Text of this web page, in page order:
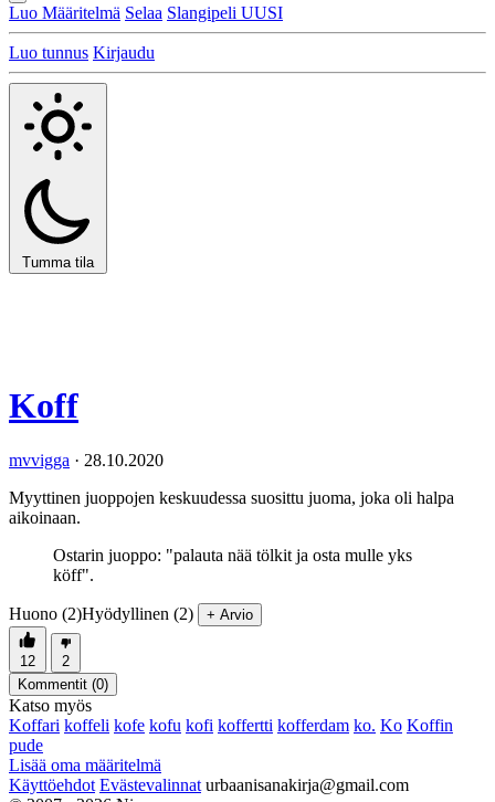
Luo Määritelmä Selaa Slangipeli UUSI
Luo tunnus Kirjaudu
Tumma tila
Koff
mvvigga · 28.10.2020
Myyttinen juoppojen keskuudessa suosittu juoma, joka oli halpa
aikoinaan.
Ostarin juoppo: "palauta nää tölkit ja osta mulle yks
köff".
Huono (2)Hyödyllinen (2) + Arvio
12
2
Kommentit (0)
Katso myös
Koffari koffeli kofe kofu kofi koffertti kofferdam ko. Ko Koffin
pude
Lisää oma määritelmä
Käyttöehdot Evästevalinnat urbaanisanakirja@gmail.com